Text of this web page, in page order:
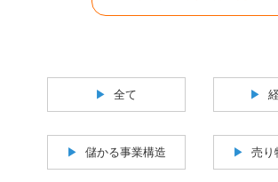
全て
儲かる事業構造 売り